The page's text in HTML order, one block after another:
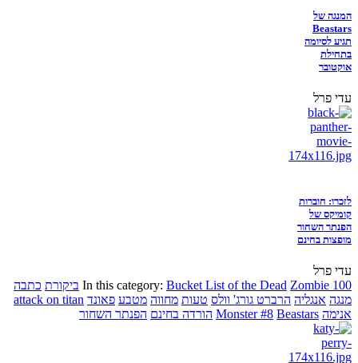
המנגה של
Beastars
תגיע לסיומה
בתחילת
אוקטובר
עדי פרל
לזכרו: חוברות
קומיקס של
הפנתר השחור
מופצות בחינם
עדי פרל
In this category: Bucket List of the Dead Zombie 100 ביקורת כתבה
מנגה אנגליה הרברט גורג' וולס טעות מחווה מטבע פאונד attack on titan
אנימה
Monster #8 Beastars הורדה בחינם הפנתר השחור